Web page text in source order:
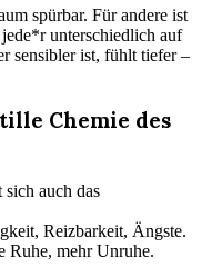
spürbar. Für andere ist
unterschiedlich auf
sensibler ist, fühlt tiefer –
Chemie des
auch das
Reizbarkeit, Ängste.
Ruhe, mehr Unruhe.